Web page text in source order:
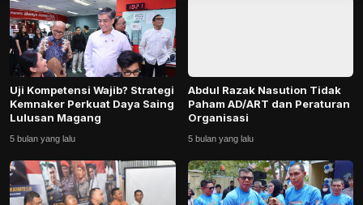
HuKrim
Politik
EBis
Olahraga
Uji Kompetensi Wajib? Strategi
Kemnaker Perkuat Daya Saing
Lulusan Magang
5 bulan yang lalu
Abdul Razak Nasution Tidak
Paham AD/ART dan Peraturan
Organisasi
5 bulan yang lalu